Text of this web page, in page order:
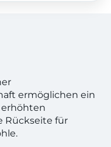
ermöglichen ein
Rückseite für